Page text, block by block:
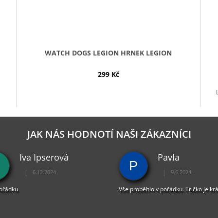
WATCH DOGS LEGION HRNEK LEGION
299 Kč
JAK NÁS HODNOTÍ NAŠI ZÁKAZNÍCI
Iva Ipserová
Hodnocení obchodu je 5 z 5 hvězdiček.
| 6.12.2024 P
Pavla
Hodnocení obchodu
| 9.6.2024
Vše proběhlo v pořádku. Tričko je